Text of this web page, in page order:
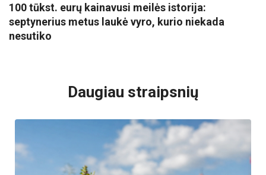
100 tūkst. eurų kainavusi meilės istorija:
septynerius metus laukė vyro, kurio niekada
nesutiko
Daugiau straipsnių